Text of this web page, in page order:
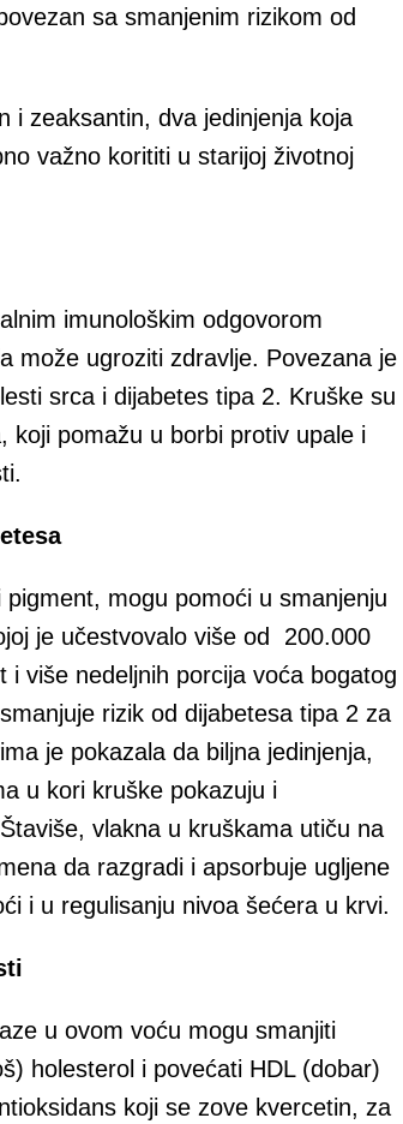
sa smanjenim rizikom od
i zeaksantin, dva jedinjenja koja
važno korititi u starijoj životnoj
imunološkim odgovorom
može ugroziti zdravlje. Povezana je
srca i dijabetes tipa 2. Kruške su
koji pomažu u borbi protiv upale i
mogu pomoći u smanjenju
je učestvovalo više od 200.000
više nedeljnih porcija voća bogatog
rizik od dijabetesa tipa 2 za
je pokazala da biljna jedinjenja,
u kori kruške pokazuju i
vlakna u kruškama utiču na
da razgradi i apsorbuje ugljene
i u regulisanju nivoa šećera u krvi.
u ovom voću mogu smanjiti
holesterol i povećati HDL (dobar)
koji se zove kvercetin, za